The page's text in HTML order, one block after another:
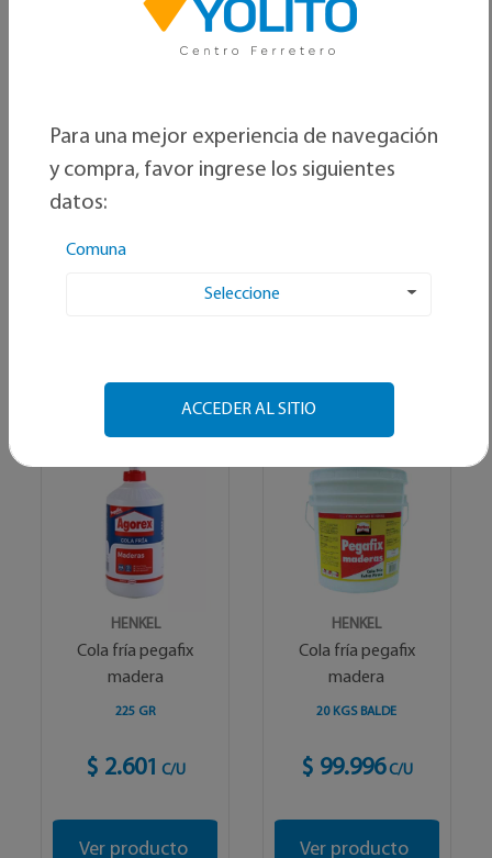
Alfabetico
HENKEL
Cola fría pegafix
madera
225 GR
$ 2.601 C/U
Ver producto
HENKEL
Cola fría pegafix
madera
20 KGS BALDE
$ 99.996 C/U
Ver producto
Para una mejor experiencia de navegación
y compra, favor ingrese los siguientes
datos:
Comuna
Seleccione
ACCEDER AL SITIO